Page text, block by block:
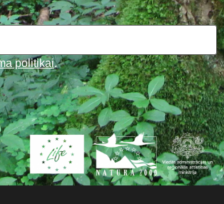
politikai.